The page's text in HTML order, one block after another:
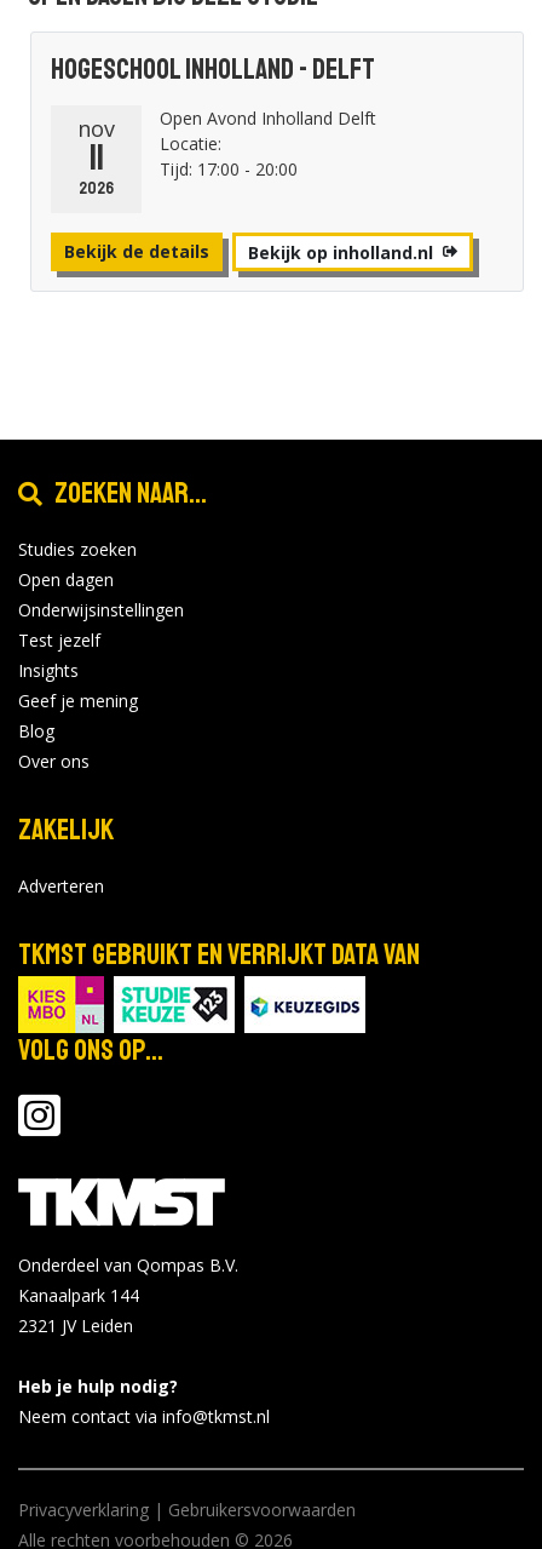
Dier- en Veehouderij
Hogeschool Inholland , Delft
Hogeschool Inholland - Delft
nov
11
2026
Open Avond Inholland Delft
Locatie:
Tijd: 17:00 - 20:00
Bekijk de details Bekijk op inholland.nl
Zoeken naar...
Studies zoeken
Open dagen
Onderwijsinstellingen
Test jezelf
Insights
Geef je mening
Blog
Over ons
Zakelijk
Adverteren
TKMST gebruikt en verrijkt data van
Volg ons op...
Onderdeel van Qompas B.V.
Kanaalpark 144
2321 JV Leiden
Heb je hulp nodig?
Neem contact via info@tkmst.nl
Privacyverklaring | Gebruikersvoorwaarden
Alle rechten voorbehouden © 2026